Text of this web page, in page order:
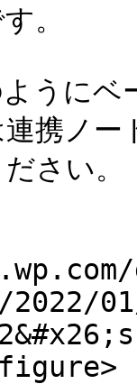
。
うに
携ノ
さい。
2022/